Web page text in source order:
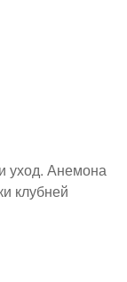
уход. Анемона
клубней